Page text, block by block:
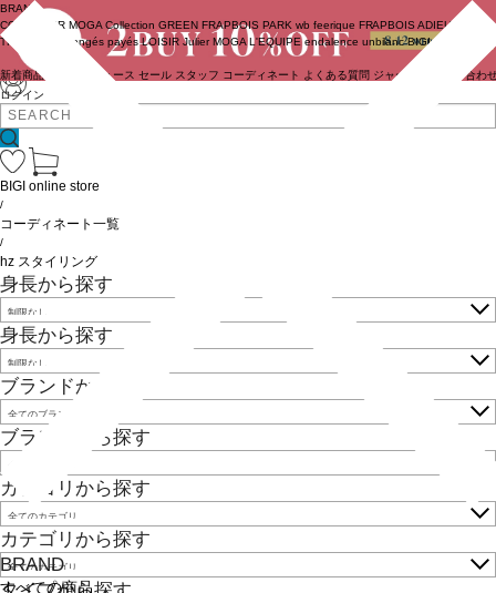
ログイン
BRAND
COUTURIER MOGA Collection GREEN FRAPBOIS PARK wb feerique FRAPBOIS ADIEU
TRISTESSE
congés payés LOISIR Julier MOGA L'EQUIPE endalence unbilanc BIGI online store
新着商品 ニュース セール スタッフ コーディネート よくある質問 ジャーナル お問い合わ
BRAND
すべての商品
BIGI online store
/
コーディネート一覧
/
hz スタイリング
身長から探す
身長から探す
ブランドから探す
ブランドから探す
カテゴリから探す
カテゴリから探す